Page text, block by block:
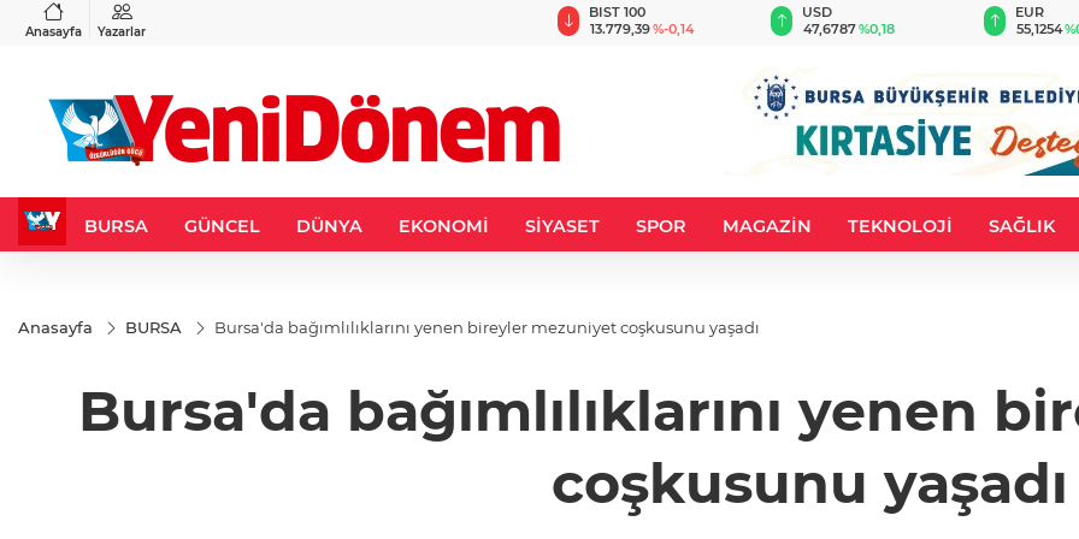
Anasayfa Yazarlar
%-0,22
BIST 100
13.779,39%-0,14
USD
47,6787%0,18
EUR
55,1254
BURSA GÜNCEL DÜNYA EKONOMİ SİYASET SPOR MAGAZİN TEKNOLOJİ SAĞLIK
Anasayfa BURSA Bursa'da bağımlılıklarını yenen bireyler mezuniyet coşkusunu yaşadı
Bursa'da bağımlılıklarını yenen
coşkusunu yaşadı